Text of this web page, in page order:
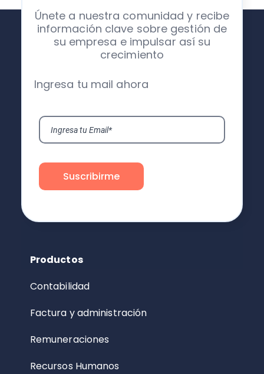
Únete a nuestra comunidad y recibe
información clave sobre gestión de
su empresa e impulsar así su
crecimiento
Ingresa tu mail ahora
Productos
Contabilidad
Factura y administración
Remuneraciones
Recursos Humanos